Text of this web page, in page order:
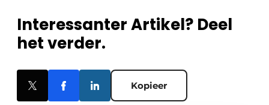
Interessanter Artikel? Deel
het verder.
Kopieer